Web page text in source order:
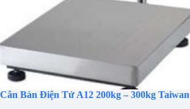
Cân Bàn Điện Tử A12 200kg – 300kg Taiwan